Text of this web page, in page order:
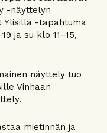
-näyttelyn
Ylisillä -tapahtuma
ja su klo 11–15,
näyttely tuo
Vinhaan
mietinnän ja